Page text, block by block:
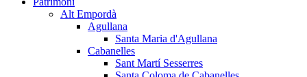
Alt Empordà
Agullana
Santa Maria d'Agullana
Cabanelles
Sant Martí Sesserres